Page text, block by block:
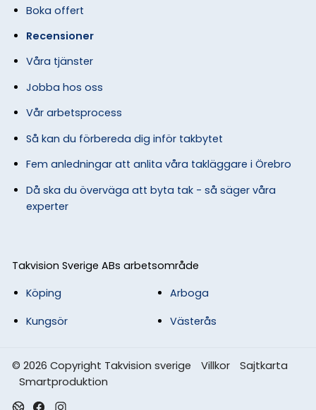
Boka offert
Recensioner
Våra tjänster
Jobba hos oss
Vår arbetsprocess
Så kan du förbereda dig inför takbytet
Fem anledningar att anlita våra takläggare i Örebro
Då ska du överväga att byta tak - så säger våra
experter
Takvision Sverige ABs arbetsområde
Köping
Arboga
Kungsör
Västerås
© 2026 Copyright Takvision sverige Villkor
Sajtkarta
Smartproduktion